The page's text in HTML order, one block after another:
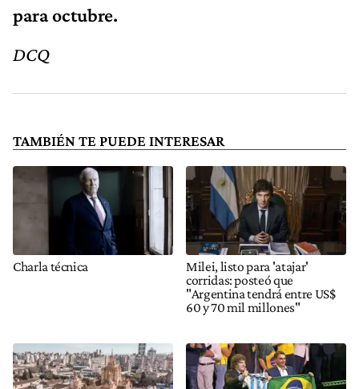
para octubre.
DCQ
TAMBIÉN TE PUEDE INTERESAR
Charla técnica
Milei, listo para 'atajar'
corridas: posteó que
"Argentina tendrá entre US$
60 y 70 mil millones"